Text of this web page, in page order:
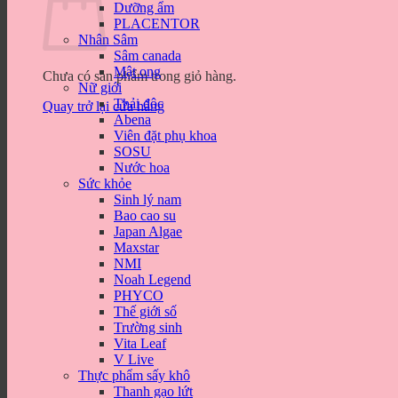
Chưa có sản phẩm trong giỏ hàng.
Quay trở lại cửa hàng
Dưỡng ẩm
PLACENTOR
Nhân Sâm
Sâm canada
Mật ong
Nữ giới
Thải độc
Abena
Viên đặt phụ khoa
SOSU
Nước hoa
Sức khỏe
Sinh lý nam
Bao cao su
Japan Algae
Maxstar
NMI
Noah Legend
PHYCO
Thế giới số
Trường sinh
Vita Leaf
V Live
Thực phẩm sấy khô
Thanh gạo lứt